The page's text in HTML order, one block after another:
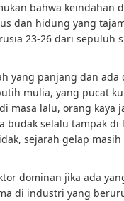
bahwa keindahan
dan hidung yang
23-26 dari sepuluh
yang panjang dan ada
mulia, yang pucat
masa lalu, orang kaya
budak selalu tampak di
sejarah gelap
dominan jika ada
di industri yang